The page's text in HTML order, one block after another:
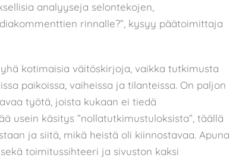
analyyseja selontekojen,
rinnalle?”, kysyy päätoimittaja
kotimaisia väitöskirjoja, vaikka tutkimusta
paikoissa, vaiheissa ja tilanteissa. On paljon
työtä, joista kukaan ei tiedä
usein käsitys ”nollatutkimustuloksista”, täällä
ja siitä, mikä heistä oli kiinnostavaa. Apuna
toimitussihteeri ja sivuston kaksi